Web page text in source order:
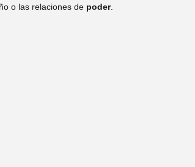
o las relaciones de poder.